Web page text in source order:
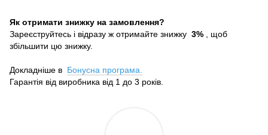
Як отримати знижку на замовлення?
Зареєструйтесь і відразу ж отримайте знижку 3% , щоб
збільшити цю знижку.
Докладніше в Бонусна програма.
Гарантія від виробника від 1 до 3 років.